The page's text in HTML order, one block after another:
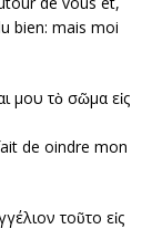
bien: mais moi
μου τὸ σῶμα εἰς
de oindre mon
τοῦτο εἰς